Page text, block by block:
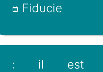
Fiducie
: il est